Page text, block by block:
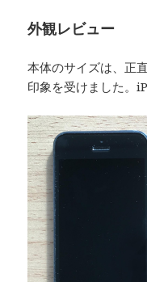
外観レビュー
本体のサイズは、正
印象を受けました。